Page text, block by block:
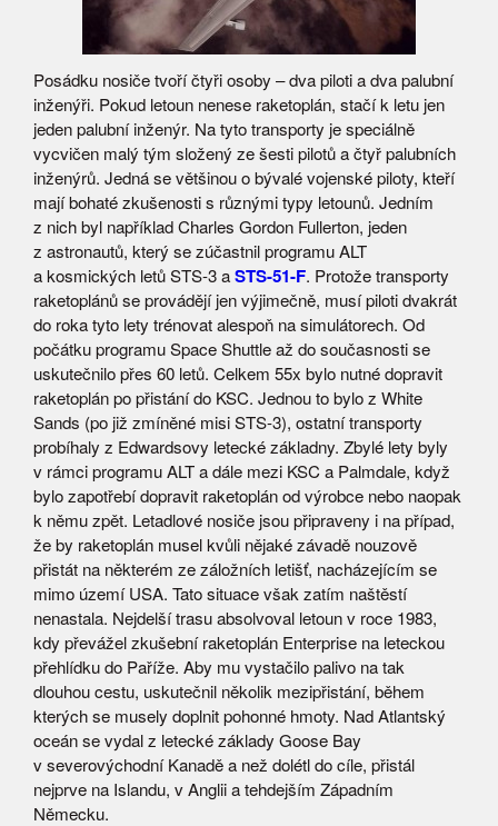
Posádku nosiče tvoří čtyři osoby – dva piloti a dva palubní
inženýři. Pokud letoun nenese raketoplán, stačí k letu jen
jeden palubní inženýr. Na tyto transporty je speciálně
vycvičen malý tým složený ze šesti pilotů a čtyř palubních
inženýrů. Jedná se většinou o bývalé vojenské piloty, kteří
mají bohaté zkušenosti s různými typy letounů. Jedním
z nich byl například Charles Gordon Fullerton, jeden
z astronautů, který se zúčastnil programu ALT
a kosmických letů STS-3 aSTS-51-F. Protože transporty
raketoplánů se provádějí jen výjimečně, musí piloti dvakrát
do roka tyto lety trénovat alespoň na simulátorech. Od
počátku programu Space Shuttle až do současnosti se
uskutečnilo přes 60 letů. Celkem 55x bylo nutné dopravit
raketoplán po přistání do KSC. Jednou to bylo z White
Sands (po již zmíněné misi STS-3), ostatní transporty
probíhaly z Edwardsovy letecké základny. Zbylé lety byly
v rámci programu ALT a dále mezi KSC a Palmdale, když
bylo zapotřebí dopravit raketoplán od výrobce nebo naopak
k němu zpět. Letadlové nosiče jsou připraveny i na případ,
že by raketoplán musel kvůli nějaké závadě nouzově
přistát na některém ze záložních letišť, nacházejícím se
mimo území USA. Tato situace však zatím naštěstí
nenastala. Nejdelší trasu absolvoval letoun v roce 1983,
kdy převážel zkušební raketoplán Enterprise na leteckou
přehlídku do Paříže. Aby mu vystačilo palivo na tak
dlouhou cestu, uskutečnil několik mezipřistání, během
kterých se musely doplnit pohonné hmoty. Nad Atlantský
oceán se vydal z letecké základy Goose Bay
v severovýchodní Kanadě a než dolétl do cíle, přistál
nejprve na Islandu, v Anglii a tehdejším Západním
Německu.